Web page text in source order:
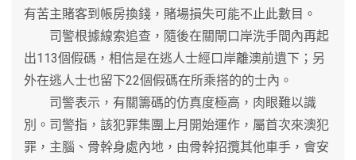
有苦主賭客到帳房換錢，賭場損失可能不止此數目。
司警根據線索追查，隨後在關閘口岸洗手間內再起
出113個假碼，相信是在逃人士經口岸離澳前遺下；另
外在逃人士也留下22個假碼在所乘搭的的士內。
司警表示，有關籌碼的仿真度極高，肉眼難以識
別。司警指，該犯罪集團上月開始運作，屬首次來澳犯
罪，主腦、骨幹身處內地，由骨幹招攬其他車手，會安